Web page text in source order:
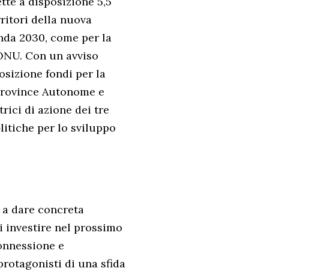
della nuova
2030, come per la
Con un avviso
fondi per la
Autonome e
di azione dei tre
per lo sviluppo
dare concreta
investire nel prossimo
e
di una sfida